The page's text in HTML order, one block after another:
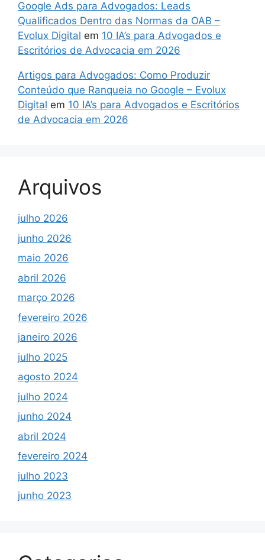
Google Ads para Advogados: Leads
Qualificados Dentro das Normas da OAB –
Evolux Digital em 10 IA’s para Advogados e
Escritórios de Advocacia em 2026
Artigos para Advogados: Como Produzir
Conteúdo que Ranqueia no Google – Evolux
Digital em 10 IA’s para Advogados e Escritórios
de Advocacia em 2026
Arquivos
julho 2026
junho 2026
maio 2026
abril 2026
março 2026
fevereiro 2026
janeiro 2026
julho 2025
agosto 2024
julho 2024
junho 2024
abril 2024
fevereiro 2024
julho 2023
junho 2023